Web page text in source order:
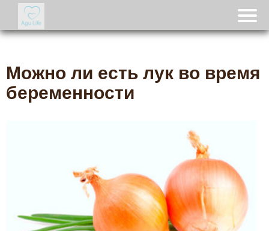
Можно ли есть лук во время
беременности